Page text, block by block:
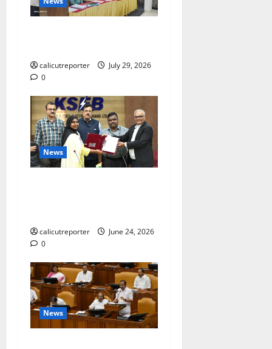
calicutreporter
July 29, 2026
0
News
calicutreporter
June 24, 2026
0
News